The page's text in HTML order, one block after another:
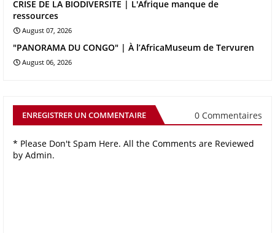
CRISE DE LA BIODIVERSITE | L'Afrique manque de
ressources
August 07, 2026
"PANORAMA DU CONGO" | À l’AfricaMuseum de Tervuren
August 06, 2026
ENREGISTRER UN COMMENTAIRE 0 Commentaires
* Please Don't Spam Here. All the Comments are Reviewed
by Admin.